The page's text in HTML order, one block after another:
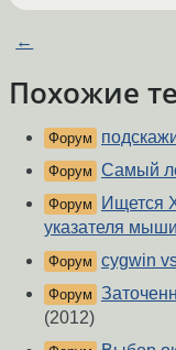
←
Похожие
Форум
Форум Самый
Форум
Ищется
указателя
Форум cygwin
Форум
(2012)